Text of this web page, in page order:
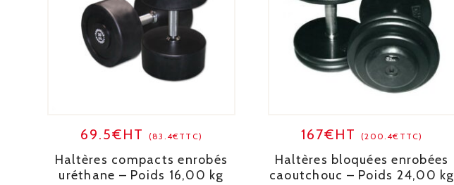
69.5€HT(83.4€TTC)
Haltères compacts enrobés
uréthane – Poids 16,00 kg
167€HT(200.4€TTC)
Haltères bloquées enrobées
caoutchouc – Poids 24,00 kg